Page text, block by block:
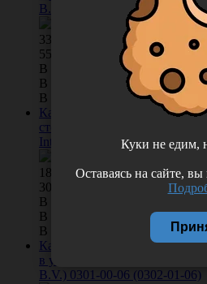
B.V.) 0301-00-10 (0302-01-10)
3343.00
упак
55.72 руб. шт
В КОРЗИНУ
В наличии во Владивостоке 2
В наличии в Хабаровске 0
Катетер урологический
стерильный, в упаковке 60
International B.V.) 0302-10-12
1832.00 / упак
30.53 руб. шт
В КОРЗИНУ
В наличии во Владивостоке
В наличии в Хабаровске 0
Катетер урологический
в упаковке 80 шт,Нидерланды
B.V.) 0301-00-06 (0302-01-06)
Куки не едим,
Оставаясь на сайте,